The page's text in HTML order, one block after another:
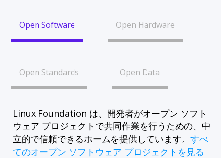
Open Software Open Hardware
Open Standards Open Data
Linux Foundation は、開発者がオープン ソフト
ウェア プロジェクトで共同作業を行うための、中
立的で信頼できるホームを提供しています。 すべ
てのオープン ソフトウェア プロジェクトを見る